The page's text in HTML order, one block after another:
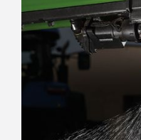
rozpoczęciem pracy.
Przy wyłączeniu
manewrach
transportu, ciecz
zredukowanemu
stałej cyrkulacji. W